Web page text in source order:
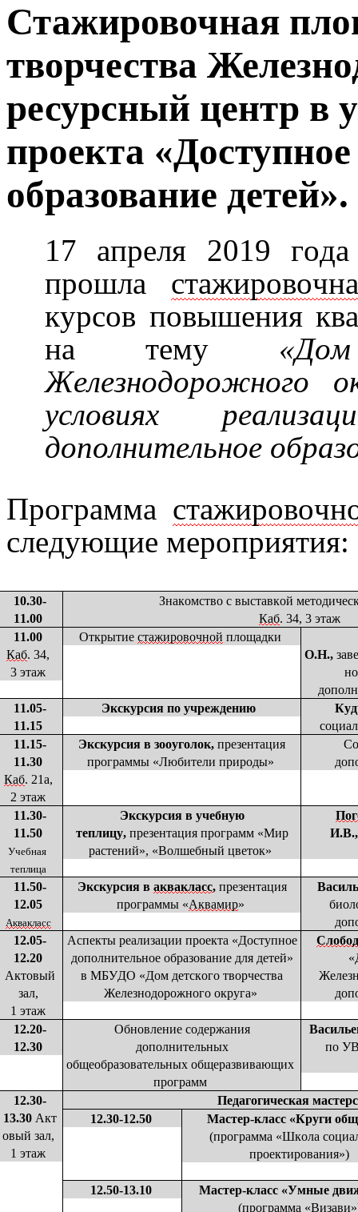
Стажировочная
творчества
ресурсный центр в
проекта
образование детей».
17 апреля 2019
прошла
курсов повышения
на тему
Железнодорожного
условиях
дополнительное
Программа
следующие мероприятия:
10.30-
11.00
Знакомство с выставкой
Каб. 34, 3 этаж
11.00
Каб. 34,
3 этаж
Открытие стажировочной площадки
О.Н.,
11.05-
11.15
Экскурсия по учреждению
11.15-
11.30
Каб. 21а,
2 этаж
Экскурсия в зооуголок, презентация
программы «Любители природы»
11.30-
11.50
Учебная
теплица
Экскурсия в учебную
теплицу,презентация программ «Мир
растений», «Волшебный цветок»
И.В.,
11.50-
12.05
Аквакласс
Экскурсия в аквакласс,презентация
программы «Аквамир»
12.05-
12.20
Актовый
зал,
1 этаж
Аспекты реализации проекта «Доступное
дополнительное образование для детей»
в МБУДО «Дом детского творчества
Железнодорожного округа»
12.20-
12.30
Обновление содержания
дополнительных
общеобразовательных общеразвивающих
программ
по
12.30-
13.30Акт
овый зал,
1 этаж
Педагогическая
12.30-12.50
Мастер-класс «Круги
(программа «Школа
проектирования»)
12.50-13.10
Мастер-класс «Умные
(программа